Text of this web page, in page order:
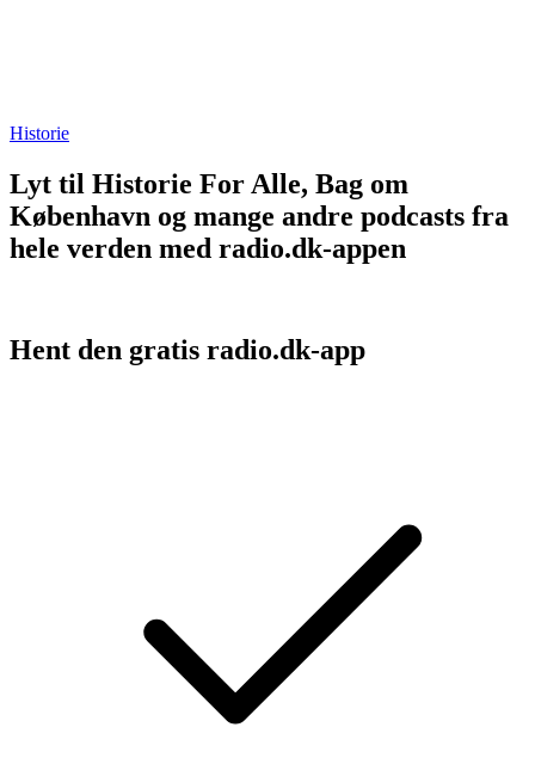
Historie
Lyt til Historie For Alle, Bag om
København og mange andre podcasts fra
hele verden med radio.dk-appen
Hent den gratis radio.dk-app